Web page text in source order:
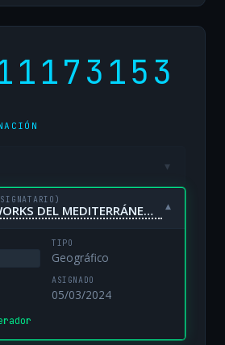
▾
AIRE NETWORKS DEL MEDITERRÁNEO, S.L. UNIPERSONAL ▾
TIPO
Geográfico
ASIGNADO
05/03/2024